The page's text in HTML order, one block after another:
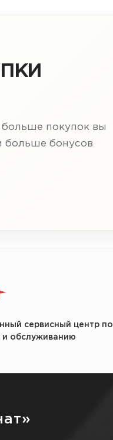
больше покупок вы
больше бонусов
сервисный центр по
и обслуживанию